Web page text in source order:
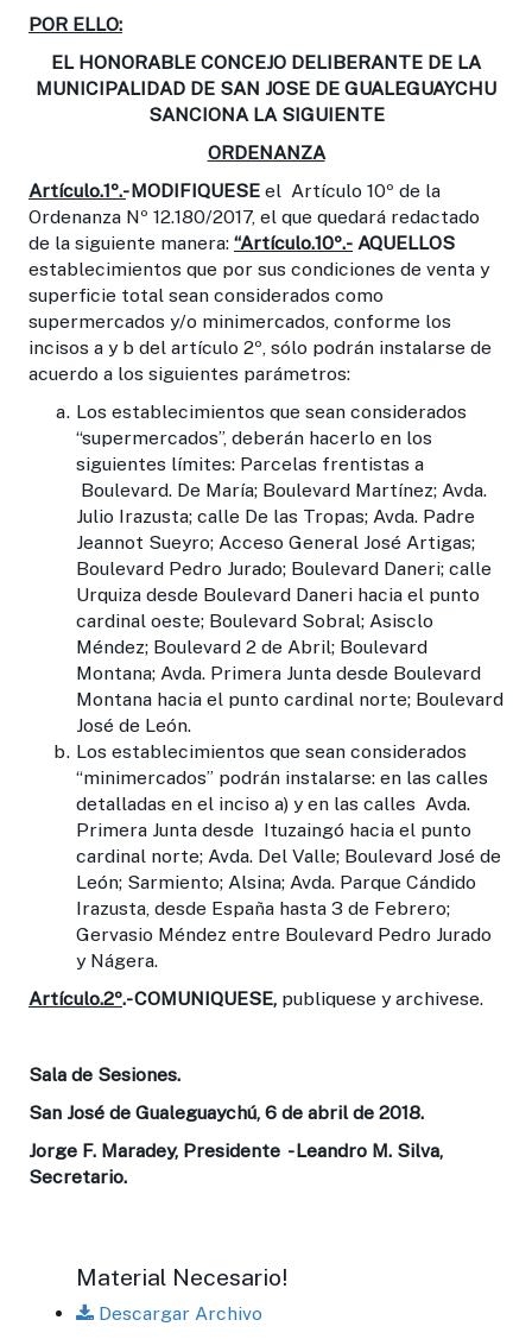
POR ELLO:
EL HONORABLE CONCEJO DELIBERANTE DE LA
MUNICIPALIDAD DE SAN JOSE DE GUALEGUAYCHU
SANCIONA LA SIGUIENTE
ORDENANZA
Artículo.1º.-MODIFIQUESE el Artículo 10º de la
Ordenanza Nº 12.180/2017, el que quedará redactado
de la siguiente manera: “Artículo.10º.- AQUELLOS
establecimientos que por sus condiciones de venta y
superficie total sean considerados como
supermercados y/o minimercados, conforme los
incisos a y b del artículo 2º, sólo podrán instalarse de
acuerdo a los siguientes parámetros:
Los establecimientos que sean considerados
“supermercados”, deberán hacerlo en los
siguientes límites: Parcelas frentistas a
Boulevard. De María; Boulevard Martínez; Avda.
Julio Irazusta; calle De las Tropas; Avda. Padre
Jeannot Sueyro; Acceso General José Artigas;
Boulevard Pedro Jurado; Boulevard Daneri; calle
Urquiza desde Boulevard Daneri hacia el punto
cardinal oeste; Boulevard Sobral; Asisclo
Méndez; Boulevard 2 de Abril; Boulevard
Montana; Avda. Primera Junta desde Boulevard
Montana hacia el punto cardinal norte; Boulevard
José de León.
Los establecimientos que sean considerados
“minimercados” podrán instalarse: en las calles
detalladas en el inciso a) y en las calles Avda.
Primera Junta desde Ituzaingó hacia el punto
cardinal norte; Avda. Del Valle; Boulevard José de
León; Sarmiento; Alsina; Avda. Parque Cándido
Irazusta, desde España hasta 3 de Febrero;
Gervasio Méndez entre Boulevard Pedro Jurado
y Nágera.
Artículo.2º.- COMUNIQUESE, publiquese y archivese.
Sala de Sesiones.
San José de Gualeguaychú, 6 de abril de 2018.
Jorge F. Maradey, Presidente - Leandro M. Silva,
Secretario.
Material Necesario!
Descargar Archivo